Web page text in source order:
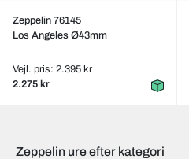
Zeppelin 76145
Los Angeles Ø43mm
Vejl. pris: 2.395 kr
2.275 kr
Zeppelin ure efter kategori